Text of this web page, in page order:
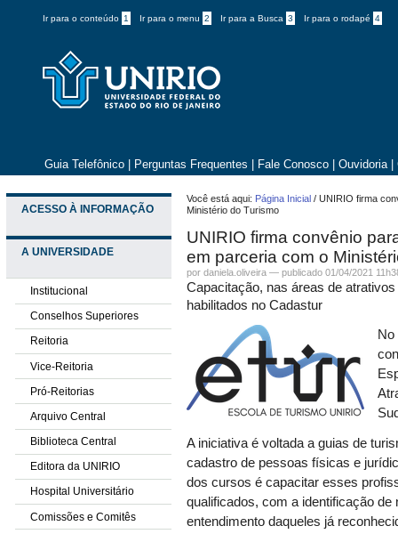
Ir para o conteúdo 1 Ir para o menu 2 Ir para a Busca 3 Ir para o rodapé 4
Guia Telefônico Perguntas Frequentes Fale Conosco Ouvidoria
ACESSO À INFORMAÇÃO
A UNIVERSIDADE
Institucional
Conselhos Superiores
Reitoria
Vice-Reitoria
Pró-Reitorias
Arquivo Central
Biblioteca Central
Editora da UNIRIO
Hospital Universitário
Comissões e Comitês
Você está aqui: Página Inicial /UNIRIO firma
Ministério do Turismo
UNIRIO firma convênio
em parceria com o
por daniela.oliveira —publicado 01/04/2021
Capacitação, nas áreas de
habilitados no Cadastur
A iniciativa é voltada a guias de
cadastro de pessoas físicas e
dos cursos é capacitar esses
qualificados, com a identificação
entendimento daqueles já